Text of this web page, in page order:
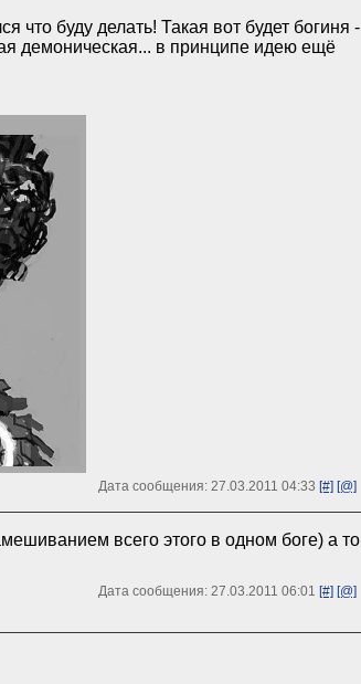
буду делать! Такая вот будет богиня -
демоническая... в принципе идею ещё
Дата сообщения: 27.03.2011 04:33 [#] [@]
всего этого в одном боге) а то
Дата сообщения: 27.03.2011 06:01 [#] [@]